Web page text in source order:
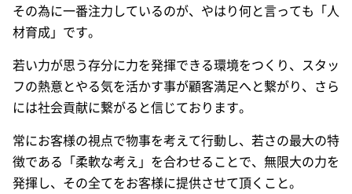
その為に一番注力しているのが、やはり何と言っても「人
材育成」です。
若い力が思う存分に力を発揮できる環境をつくり、スタッ
フの熱意とやる気を活かす事が顧客満足へと繋がり、さら
には社会貢献に繋がると信じております。
常にお客様の視点で物事を考えて行動し、若さの最大の特
徴である「柔軟な考え」を合わせることで、無限大の力を
発揮し、その全てをお客様に提供させて頂くこと。